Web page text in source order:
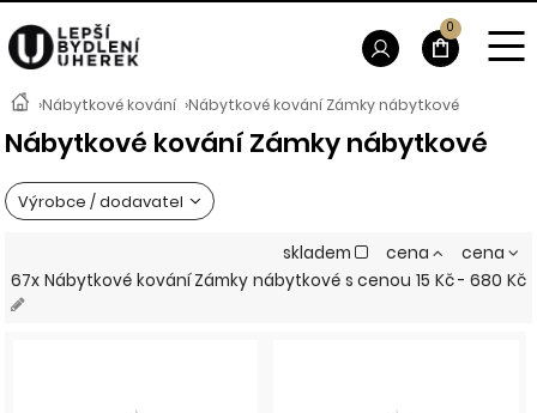
›Nábytkové kování ›Nábytkové kování Zámky nábytkové
Nábytkové kování Zámky nábytkové
Výrobce / dodavatel
skladem cena
cena
67x Nábytkové kování Zámky nábytkové s cenou 15 Kč - 680 Kč
0